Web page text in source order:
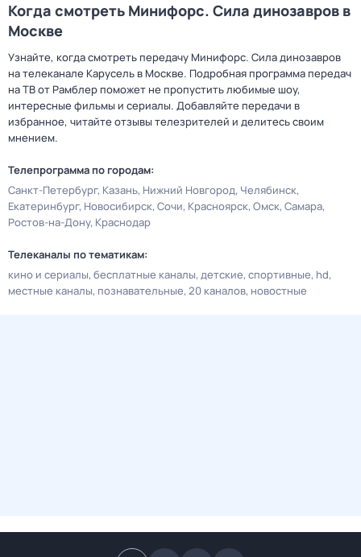
Когда смотреть Минифорс. Сила динозавров в
Москве
Узнайте, когда смотреть передачу Минифорс. Сила динозавров
на телеканале Карусель в Москве. Подробная программа передач
на ТВ от Рамблер поможет не пропустить любимые шоу,
интересные фильмы и сериалы. Добавляйте передачи в
избранное, читайте отзывы телезрителей и делитесь своим
мнением.
Телепрограмма по городам:
Санкт-Петербург Казань Нижний Новгород Челябинск
Екатеринбург Новосибирск Сочи Красноярск Омск Самара
Ростов-на-Дону Краснодар
Телеканалы по тематикам:
кино и сериалы бесплатные каналы детские спортивные hd
местные каналы познавательные 20 каналов новостные